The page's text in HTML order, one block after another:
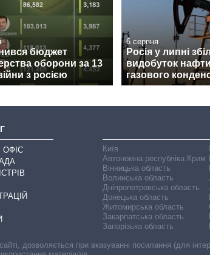
бюджет
оборони за 13
з росією
6 серпня
Росія у липні
видобуток
газового
ОФІС
Київ
Автономна республіка Крим
Вінницька область
Волинська область
Дніпропетровська область
Донецька область
Житомирська область
Закарпатська область
Запорізька область
дозволяється при вказуванні посилання (для